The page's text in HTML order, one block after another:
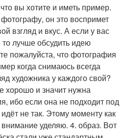
вы хотите и иметь пример.
он это воспримет
взгляд и вкус. А если у вас
лучше обсудить идею
пожалуйста, что фотография
когда снимаюсь всегда
художника у каждого свой?
хорошо и значит нужна
ибо если она не подходит под
не так. Этому моменту как
уделяю. 4. образ. Вот